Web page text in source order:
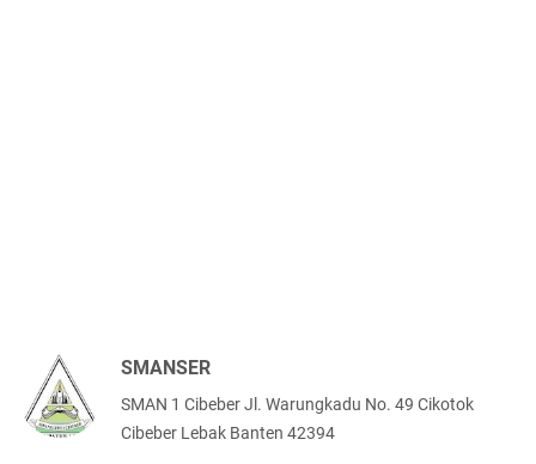
SMANSER
SMAN 1 Cibeber Jl. Warungkadu No. 49 Cikotok
Cibeber Lebak Banten 42394